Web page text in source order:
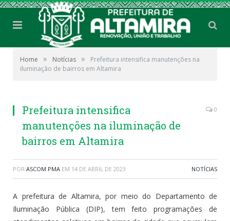
Home » Notícias »
Prefeitura intensifica manutenções na
iluminação de bairros em Altamira
Prefeitura intensifica
manutenções na iluminação de
bairros em Altamira
0
POR ASCOM PMA EM 14 DE ABRIL DE 2023 NOTÍCIAS
A prefeitura de Altamira, por meio do Departamento de
Iluminação Pública (DIP), tem feito programações de